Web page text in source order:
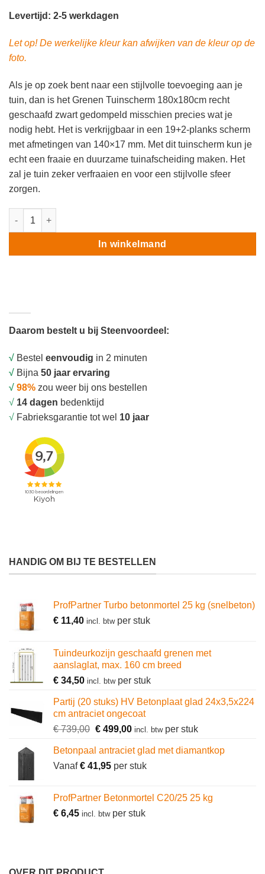
€ 131,50.
Levertijd: 2-5 werkdagen
Let op! De werkelijke kleur kan afwijken van de kleur op de
foto.
Als je op zoek bent naar een stijlvolle toevoeging aan je
tuin, dan is het Grenen Tuinscherm 180x180cm recht
geschaafd zwart gedompeld misschien precies wat je
nodig hebt. Het is verkrijgbaar in een 19+2-planks scherm
met afmetingen van 140×17 mm. Met dit tuinscherm kun je
echt een fraaie en duurzame tuinafscheiding maken. Het
zal je tuin zeker verfraaien en voor een stijlvolle sfeer
zorgen.
Grenen Tuinscherm 180x180cm recht geschaafd zwart
In winkelmand
Daarom bestelt u bij Steenvoordeel:
√ Bestel eenvoudig in 2 minuten
√ Bijna 50 jaar ervaring
√ 98% zou weer bij ons bestellen
√ 14 dagen bedenktijd
√ Fabrieksgarantie tot wel 10 jaar
HANDIG OM BIJ TE BESTELLEN
ProfPartner Turbo betonmortel 25 kg (snelbeton)
€ 11,40 incl. btwper stuk
Tuindeurkozijn geschaafd grenen met
aanslaglat, max. 160 cm breed
€ 34,50 incl. btwper stuk
Partij (20 stuks) HV Betonplaat glad 24x3,5x224
cm antraciet ongecoat
€739,00 Oorspronkelijke
was:
€ 739,00.
€499,00Huidige
is:
€ 499,00.
incl. btwper stuk
Betonpaal antraciet glad met diamantkop
Vanaf€ 41,95 per stuk
ProfPartner Betonmortel C20/25 25 kg
€ 6,45 incl. btwper stuk